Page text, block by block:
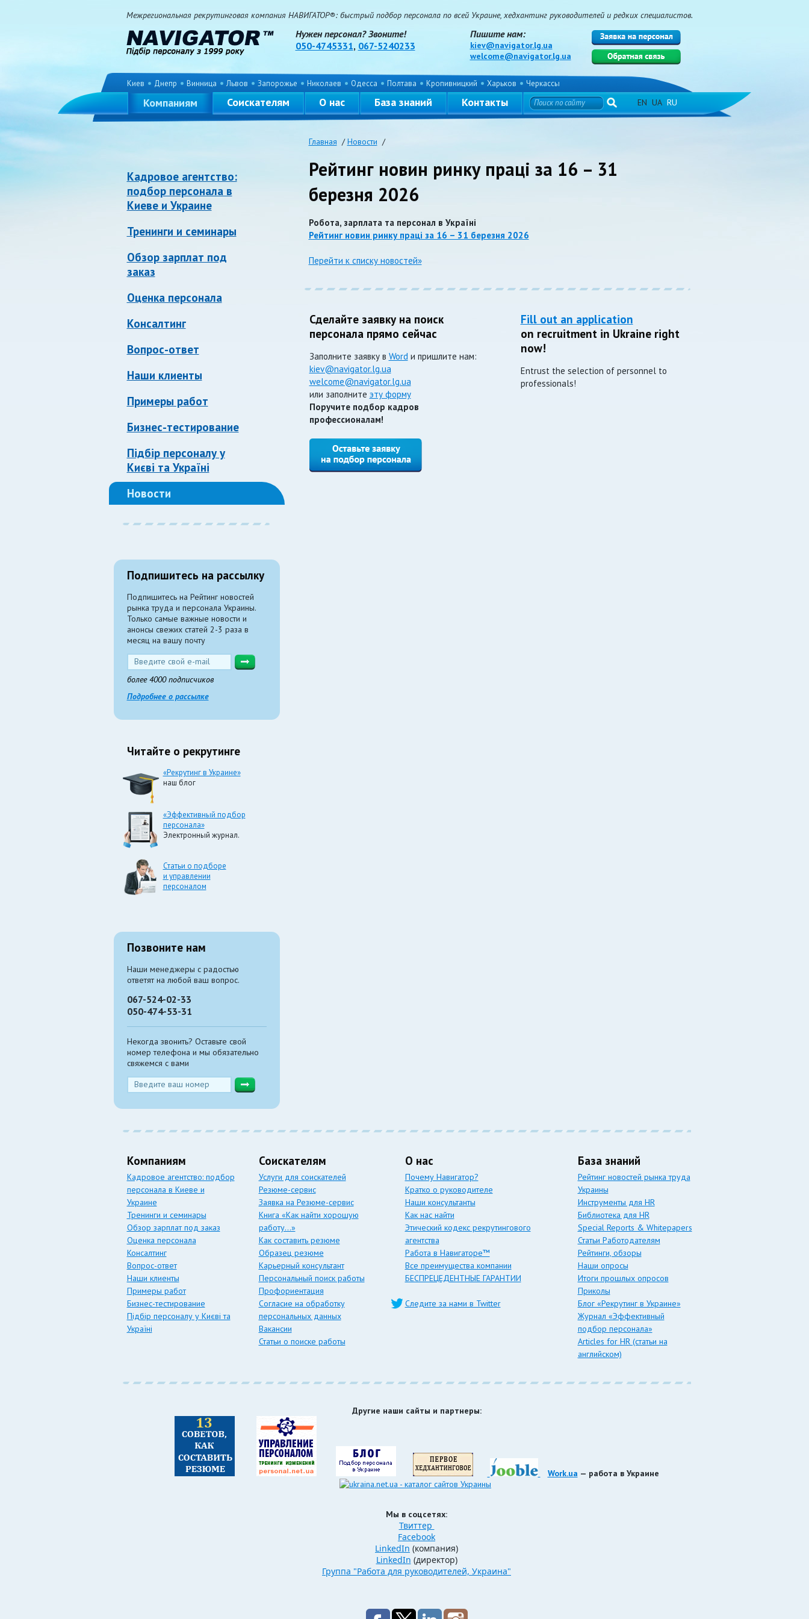
Межрегиональная рекрутинговая компания НАВИГАТОР®: быстрый подбор персонала по всей Украине, хедхантинг руководителей и редких специалистов.
Нужен персонал? Звоните!
050-4745331, 067-5240233
Пишите нам:
kiev@navigator.lg.ua
welcome@navigator.lg.ua
Киев Днепр Винница Львов Запорожье Николаев Одесса Полтава Кропивницкий Харьков Черкассы
Компаниям Соискателям О нас База знаний Контакты EN UA RU
Главная /Новости /
Кадровое агентство:
подбор персонала в
Киеве и Украине
Тренинги и семинары
Обзор зарплат под
заказ
Оценка персонала
Консалтинг
Вопрос-ответ
Наши клиенты
Примеры работ
Бизнес-тестирование
Підбір персоналу у
Києві та Україні
Новости
Подпишитесь на рассылку
Подпишитесь на Рейтинг новостей
рынка труда и персонала Украины.
Только самые важные новости и
анонсы свежих статей 2-3 раза в
месяц на вашу почту
более 4000 подписчиков
Подробнее о рассылке
Читайте о рекрутинге
«Рекрутинг в Украине»
наш блог
«Эффективный подбор
персонала»
Электронный журнал.
Статьи о подборе
и управлении
персоналом
Позвоните нам
Наши менеджеры с радостью
ответят на любой ваш вопрос.
067-524-02-33
050-474-53-31
Некогда звонить? Оставьте свой
номер телефона и мы обязательно
свяжемся с вами
Рейтинг новин ринку праці за 16 – 31
березня 2026
Робота, зарплата та персонал в Україні
Рейтинг новин ринку праці за 16 – 31 березня 2026
Перейти к списку новостей»
Сделайте заявку на поиск
персонала прямо сейчас
Заполните заявку в Wordи пришлите нам:
kiev@navigator.lg.ua
welcome@navigator.lg.ua
или заполните эту форму
Поручите подбор кадров
профессионалам!
Fill out an application
on recruitment in Ukraine right
now!
Entrust the selection of personnel to
professionals!
Компаниям
Кадровое агентство: подбор
персонала в Киеве и
Украине
Тренинги и семинары
Обзор зарплат под заказ
Оценка персонала
Консалтинг
Вопрос-ответ
Наши клиенты
Примеры работ
Бизнес-тестирование
Підбір персоналу у Києві та
Україні
Соискателям
Услуги для соискателей
Резюме-сервис
Заявка на Резюме-сервис
Книга «Как найти хорошую
работу…»
Как составить резюме
Образец резюме
Карьерный консультант
Персональный поиск работы
Профориентация
Согласие на обработку
персональных данных
Вакансии
Статьи о поиске работы
О нас
Почему Навигатор?
Кратко о руководителе
Наши консультанты
Как нас найти
Этический кодекс рекрутингового
агентства
Работа в Навигаторе™
Все преимущества компании
БЕСПРЕЦЕДЕНТНЫЕ ГАРАНТИИ
Следите за нами в Twitter
База знаний
Рейтинг новостей рынка труда
Украины
Инструменты для HR
Библиотека для HR
Special Reports & Whitepapers
Статьи Работодателям
Рейтинги, обзоры
Наши опросы
Итоги прошлых опросов
Приколы
Блог «Рекрутинг в Украине»
Журнал «Эффективный
подбор персонала»
Articles for HR (статьи на
английском)
Другие наши сайты и партнеры:
Work.ua — работа в Украине
Мы в соцсетях:
Твиттер
Facebook
LinkedIn (компания)
LinkedIn (директор)
Группа "Работа для руководителей, Украина"